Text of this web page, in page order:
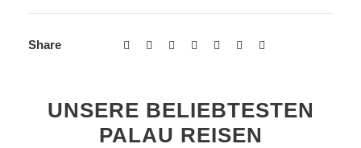
Share
UNSERE BELIEBTESTEN
PALAU REISEN